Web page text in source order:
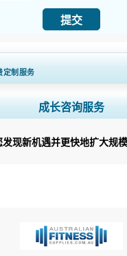
提交
定制服务
盖范围， 细分市场分析， 公司
以及最终用户洞察。
立即定制
成长咨询服务
现新机遇并更快地扩大规模